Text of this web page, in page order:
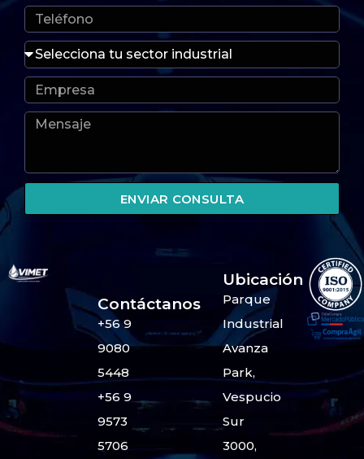
ENVIAR CONSULTA
Contáctanos
+56 9
9080
5448
+56 9
9573
5706
Ubicación
Parque
Industrial
Avanza
Park,
Vespucio
Sur
3000,